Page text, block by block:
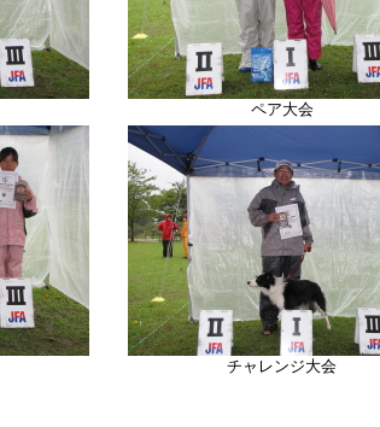
ペア大会
チャレンジ大会